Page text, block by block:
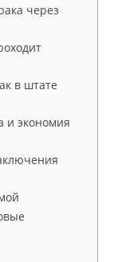
через
в штате
и экономия